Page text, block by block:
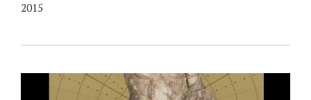
2015